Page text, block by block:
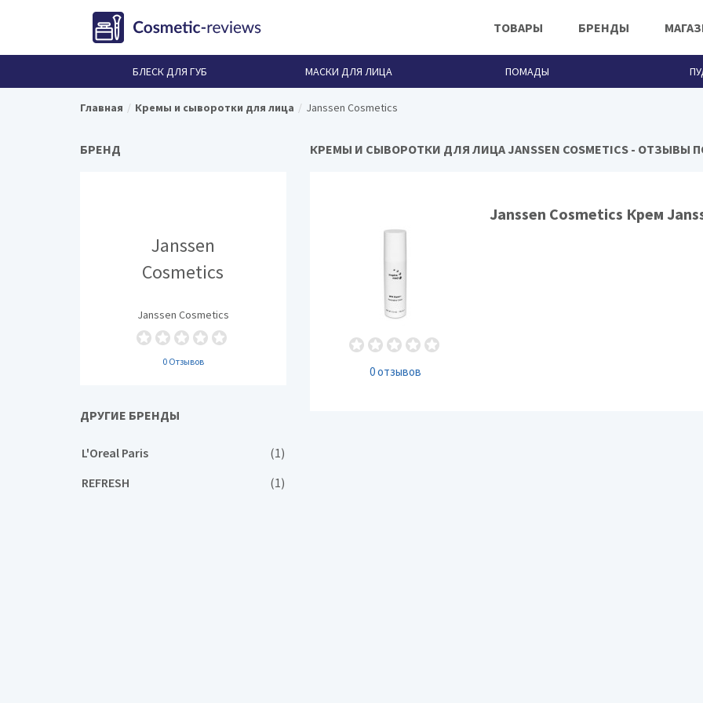
ТОВАРЫ БРЕНДЫ
БЛЕСК ДЛЯ ГУБ МАСКИ ДЛЯ ЛИЦА ПОМАДЫ
Главная Кремы и сыворотки для лица Janssen Cosmetics
КРЕМЫ И СЫВОРОТКИ ДЛЯ ЛИЦА JANSSEN COSMETICS - ОТЗЫВЫ
0 отзывов
Janssen Cosmetics Крем
БРЕНД
Janssen
Cosmetics
Janssen Cosmetics
0 Отзывов
ДРУГИЕ БРЕНДЫ
L'Oreal Paris (1)
REFRESH (1)